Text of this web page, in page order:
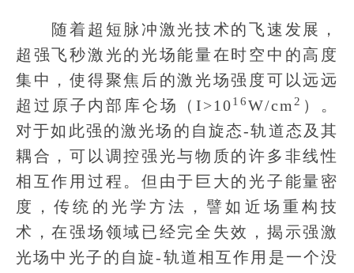
随着超短脉冲激光技术的飞速发展，
超强飞秒激光的光场能量在时空中的高度
集中，使得聚焦后的激光场强度可以远远
超过原子内部库仑场（I>1016W/cm2 ）。
对于如此强的激光场的自旋态-轨道态及其
耦合，可以调控强光与物质的许多非线性
相互作用过程。但由于巨大的光子能量密
度，传统的光学方法，譬如近场重构技
术，在强场领域已经完全失效，揭示强激
光场中光子的自旋-轨道相互作用是一个没